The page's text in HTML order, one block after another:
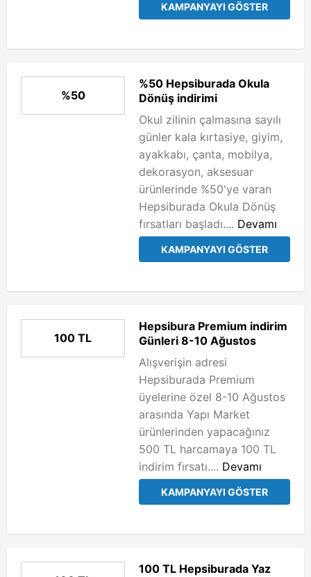
KAMPANYAYI GÖSTER
%50
%50 Hepsiburada Okula
Dönüş indirimi
Okul zilinin çalmasına sayılı
günler kala kırtasiye, giyim,
ayakkabı, çanta, mobilya,
dekorasyon, aksesuar
ürünlerinde %50'ye varan
Hepsiburada Okula Dönüş
fırsatları başladı.... Devamı
KAMPANYAYI GÖSTER
100 TL
Hepsibura Premium indirim
Günleri 8-10 Ağustos
Alışverişin adresi
Hepsiburada Premium
üyelerine özel 8-10 Ağustos
arasında Yapı Market
ürünlerinden yapacağınız
500 TL harcamaya 100 TL
indirim fırsatı.... Devamı
KAMPANYAYI GÖSTER
100 TL Hepsiburada Yaz